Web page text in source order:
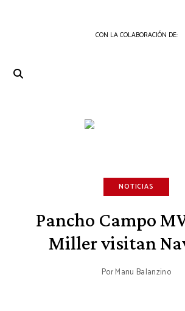
CON LA COLABORACIÓN DE:
Periódico
NOTICIAS
Pancho Campo
Miller visitan
PorManu Balanzino